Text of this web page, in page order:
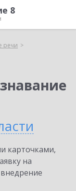
8
речи
карточками,
на